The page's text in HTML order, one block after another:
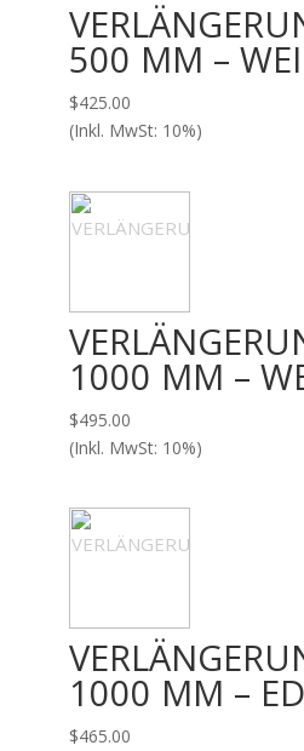
500 MM –
$425.00
(Inkl. MwSt: 10%)
1000 MM –
$495.00
(Inkl. MwSt: 10%)
1000 MM –
$465.00